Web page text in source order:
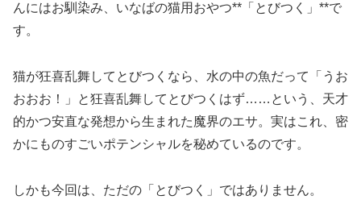
んにはお馴染み、いなばの猫用おやつ**「とびつく」**で
す。
猫が狂喜乱舞してとびつくなら、水の中の魚だって「うお
おおお！」と狂喜乱舞してとびつくはず……という、天才
的かつ安直な発想から生まれた魔界のエサ。実はこれ、密
かにものすごいポテンシャルを秘めているのです。
しかも今回は、ただの「とびつく」ではありません。